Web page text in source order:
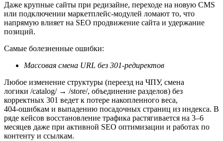
Даже крупные сайты при редизайне, переходе на новую CMS
или подключении маркетплейс‑модулей ломают то, что
напрямую влияет на SEO продвижение сайта и удержание
позиций.
Самые болезненные ошибки:
Массовая смена URL без 301‑редиректов
Любое изменение структуры (переезд на ЧПУ, смена
логики /catalog/ → /store/, объединение разделов) без
корректных 301 ведет к потере накопленного веса,
404‑ошибкам и выпадению посадочных страниц из индекса. В
ряде кейсов восстановление трафика растягивается на 3–6
месяцев даже при активной SEO оптимизации и работах по
контенту и ссылкам.